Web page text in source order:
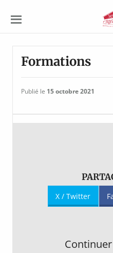
Formations
Publié le 15 octobre 2021
X / Twitter